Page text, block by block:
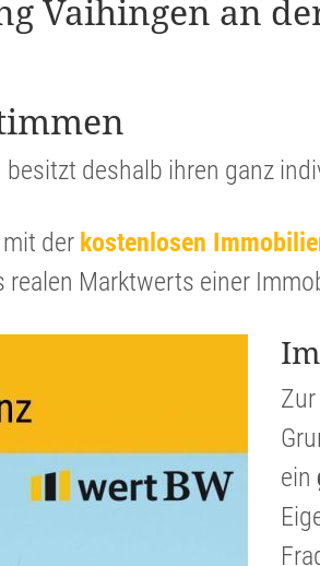
Vaihingen an
deshalb ihren ganz
der kosten­losen
Markt­werts einer
ein